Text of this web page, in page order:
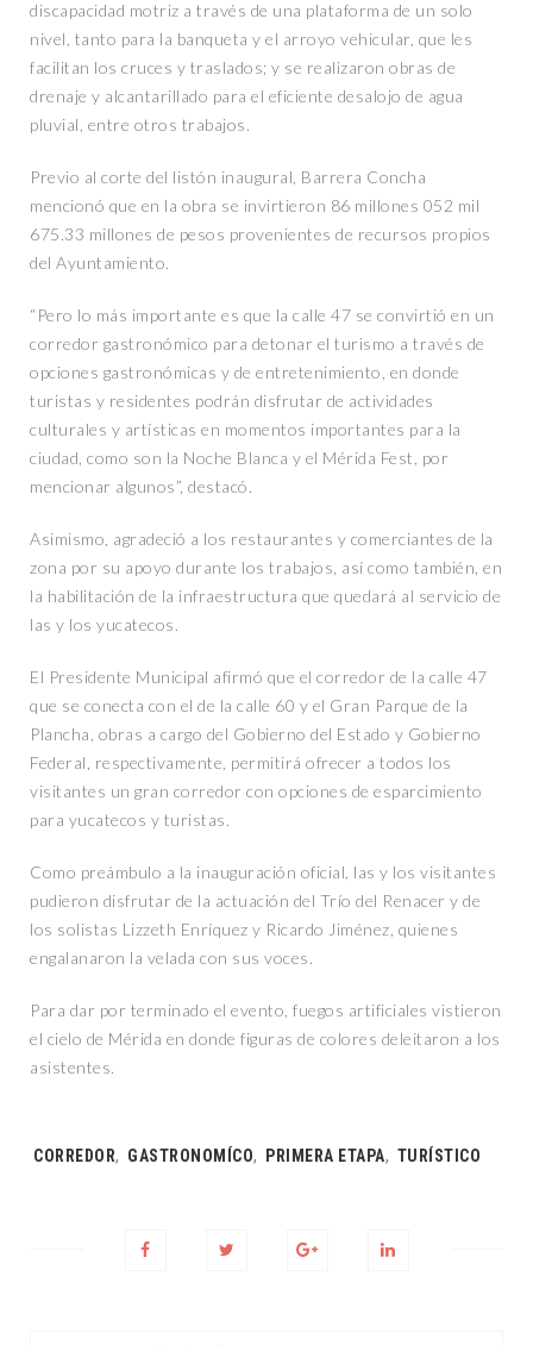
discapacidad motriz a través de una plataforma de un solo
nivel, tanto para la banqueta y el arroyo vehicular, que les
facilitan los cruces y traslados; y se realizaron obras de
drenaje y alcantarillado para el eficiente desalojo de agua
pluvial, entre otros trabajos.
Previo al corte del listón inaugural, Barrera Concha
mencionó que en la obra se invirtieron 86 millones 052 mil
675.33 millones de pesos provenientes de recursos propios
del Ayuntamiento.
“Pero lo más importante es que la calle 47 se convirtió en un
corredor gastronómico para detonar el turismo a través de
opciones gastronómicas y de entretenimiento, en donde
turistas y residentes podrán disfrutar de actividades
culturales y artísticas en momentos importantes para la
ciudad, como son la Noche Blanca y el Mérida Fest, por
mencionar algunos”, destacó.
Asimismo, agradeció a los restaurantes y comerciantes de la
zona por su apoyo durante los trabajos, así como también, en
la habilitación de la infraestructura que quedará al servicio de
las y los yucatecos.
El Presidente Municipal afirmó que el corredor de la calle 47
que se conecta con el de la calle 60 y el Gran Parque de la
Plancha, obras a cargo del Gobierno del Estado y Gobierno
Federal, respectivamente, permitirá ofrecer a todos los
visitantes un gran corredor con opciones de esparcimiento
para yucatecos y turistas.
Como preámbulo a la inauguración oficial, las y los visitantes
pudieron disfrutar de la actuación del Trío del Renacer y de
los solistas Lizzeth Enríquez y Ricardo Jiménez, quienes
engalanaron la velada con sus voces.
Para dar por terminado el evento, fuegos artificiales vistieron
el cielo de Mérida en donde figuras de colores deleitaron a los
asistentes.
Tags:
CORREDOR, GASTRONOMÍCO, PRIMERA ETAPA, TURÍSTICO